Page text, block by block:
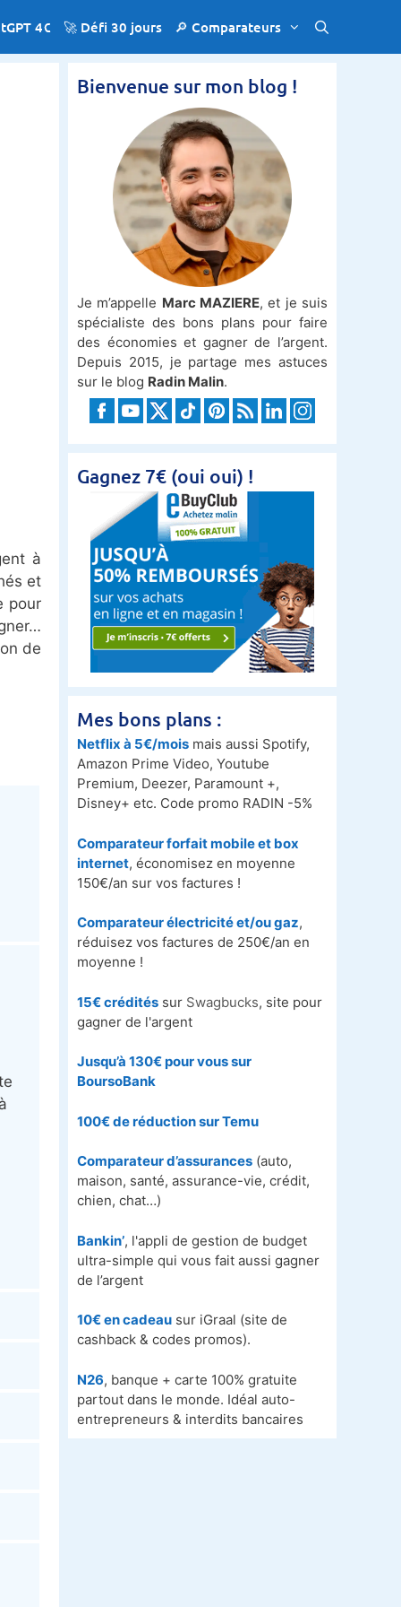
4€ 🚀 Défi 30 jours 🔎 Comparateurs
à
et
pour
de
Bienvenue sur mon blog !
Je m’appelle Marc MAZIERE, et je suis
spécialiste des bons plans pour faire
des économies et gagner de l’argent.
Depuis 2015, je partage mes astuces
sur le blog Radin Malin.
Gagnez 7€ (oui oui) !
Mes bons plans :
Netflix à 5€/mois mais aussi Spotify,
Amazon Prime Video, Youtube
Premium, Deezer, Paramount +,
Disney+ etc. Code promo RADIN -5%
Comparateur forfait mobile et box
internet, économisez en moyenne
150€/an sur vos factures !
Comparateur électricité et/ou gaz,
réduisez vos factures de 250€/an en
moyenne !
15€ crédités sur Swagbucks, site pour
gagner de l'argent
Jusqu’à 130€ pour vous sur
BoursoBank
100€ de réduction surTemu
Comparateur d’assurances (auto,
maison, santé, assurance-vie, crédit,
chien, chat…)
Bankin’, l'appli de gestion de budget
ultra-simple qui vous fait aussi gagner
de l’argent
10€ en cadeau sur iGraal (site de
cashback & codes promos).
N26, banque + carte 100% gratuite
partout dans le monde. Idéal auto-
entrepreneurs & interdits bancaires